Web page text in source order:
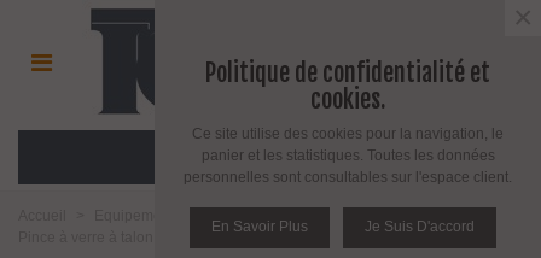
MENU
Politique de confidentialité et
cookies.
Ce site utilise des cookies pour la navigation, le
panier et les statistiques. Toutes les données
personnelles sont consultables sur l'espace client.
En Savoir Plus Je Suis D'accord